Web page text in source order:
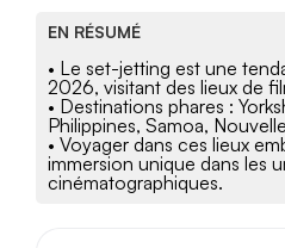
EN RÉSUMÉ
• Le set-jetting est une
2026, visitant des lieux de
• Destinations phares :
Philippines, Samoa,
• Voyager dans ces lieux
immersion unique dans les
cinématographiques.